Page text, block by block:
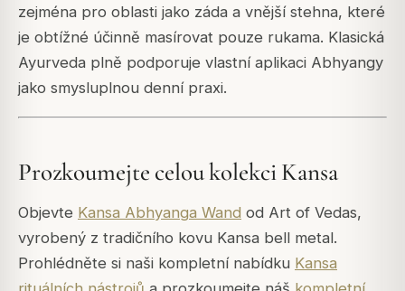
zejména pro oblasti jako záda a vnější stehna, které
je obtížné účinně masírovat pouze rukama. Klasická
Ayurveda plně podporuje vlastní aplikaci Abhyangy
jako smysluplnou denní praxi.
Prozkoumejte celou kolekci Kansa
Objevte Kansa Abhyanga Wand od Art of Vedas,
vyrobený z tradičního kovu Kansa bell metal.
Prohlédněte si naši kompletní nabídku Kansa